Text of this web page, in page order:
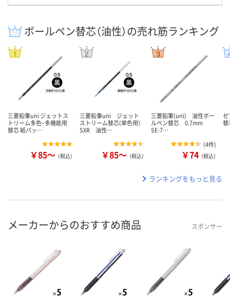
ボールペン替芯（油性）の売れ筋ランキング
三菱鉛筆uni ジェットス
トリーム多色・多機能用
替芯 紙パッ…
￥85～ （税込）
三菱鉛筆uni ジェット
ストリーム替芯(単色用）
SXR 油性…
￥85～ （税込）
三菱鉛筆(uni) 油性ボー
ルペン替芯 0.7mm
SE-7…
(4件)
￥74 （税込）
ランキングをもっと見る
メーカーからのおすすめ商品 スポンサー